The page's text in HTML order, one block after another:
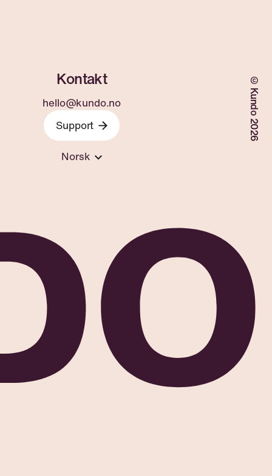
©Kundo 2026
hello@kundo.no
Support
Norsk